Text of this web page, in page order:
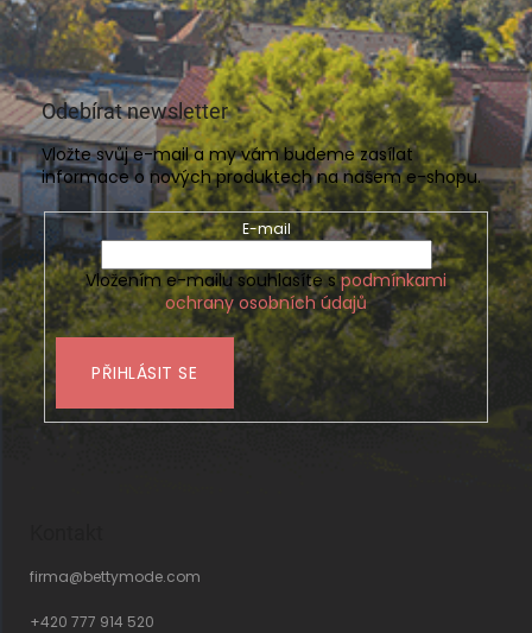
Odebírat newsletter
Vložte svůj e-mail a my vám budeme zasílat
informace o nových produktech na našem e-shopu.
E-mail
Vložením e-mailu souhlasíte spodmínkami
ochrany osobních údajů
PŘIHLÁSIT SE
firma@bettymode.com
+420 777 914 520